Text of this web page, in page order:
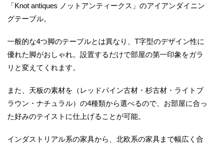
「Knot antiques ノットアンティークス」のアイアンダイニン
グテーブル。
一般的な4つ脚のテーブルとは異なり、T字型のデザイン性に
優れた脚がおしゃれ。設置するだけで部屋の第一印象をガラ
リと変えてくれます。
また、天板の素材を（レッドパイン古材・杉古材・ライトブ
ラウン・ナチュラル）の4種類から選べるので、お部屋に合っ
た好みのテイストに仕上げることが可能。
インダストリアル系の家具から、北欧系の家具まで幅広く合